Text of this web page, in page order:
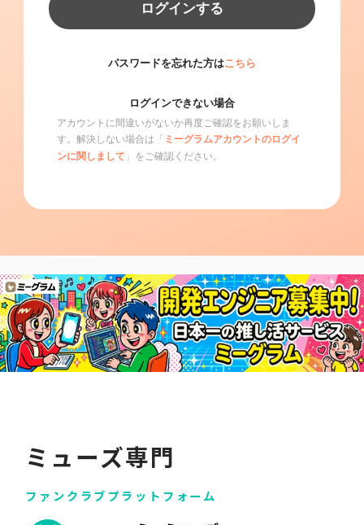
ログインする
パスワードを忘れた方はこちら
ログインできない場合
アカウントに間違いがないか再度ご確認をお願いしま
す。解決しない場合は「 ミーグラムアカウントのログイ
ンに関しまして 」をご確認ください。
ミューズ専門
ファンクラブプラットフォーム